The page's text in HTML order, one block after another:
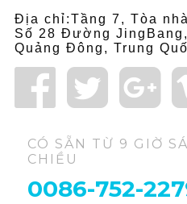
Địa chỉ:Tầng 7, Tòa
Số 28 Đường
Quảng Đông, Trung
CÓ SẴN TỪ 9 GIỜ
CHIỀU
0086-752-